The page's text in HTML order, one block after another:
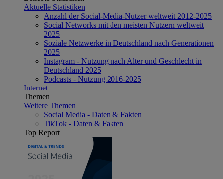
Aktuelle Statistiken
Anzahl der Social-Media-Nutzer weltweit 2012-2025
Social Networks mit den meisten Nutzern weltweit
2025
Soziale Netzwerke in Deutschland nach Generationen
2025
Instagram - Nutzung nach Alter und Geschlecht in
Deutschland 2025
Podcasts - Nutzung 2016-2025
Internet
Themen
Weitere Themen
Social Media - Daten & Fakten
TikTok - Daten & Fakten
Top Report